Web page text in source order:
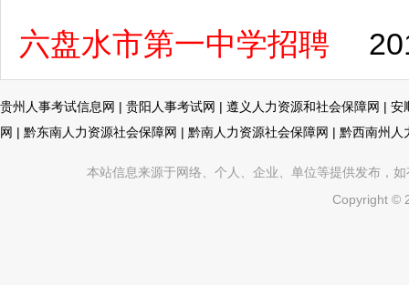
六盘水市第一中学招聘
贵州人事考试信息网 | 贵阳人事考试网 | 遵义人力资源和社会保障网 | 安
网 | 黔东南人力资源社会保障网 | 黔南人力资源社会保障网 | 黔西南州人
本站信息来源于网络、个人、企业、单位等提供发布，
Copyright ©